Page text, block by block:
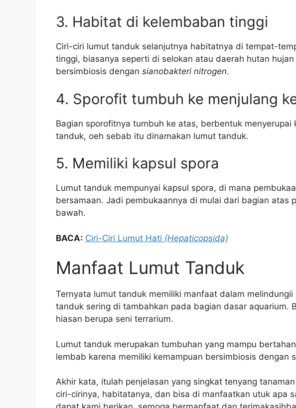
3. Habitat di kelembaban tinggi
Ciri-ciri lumut tanduk selanjutnya habitatnya di tempat-
tinggi, biasanya seperti di selokan atau daerah hutan
bersimbiosis dengan sianobakteri nitrogen.
4. Sporofit tumbuh ke menjulang
Bagian sporofitnya tumbuh ke atas, berbentuk menyerupai
tanduk, oeh sebab itu dinamakan lumut tanduk.
5. Memiliki kapsul spora
Lumut tanduk mempunyai kapsul spora, di mana
bersamaan. Jadi pembukaannya di mulai dari bagian atas
bawah.
BACA: Ciri-Ciri Lumut Hati (Hepaticopsida)
Manfaat Lumut Tanduk
Ternyata lumut tanduk memiliki manfaat dalam
tanduk sering di tambahkan pada bagian dasar aquarium.
hiasan berupa seni terrarium.
Lumut tanduk merupakan tumbuhan yang mampu
lembab karena memiliki kemampuan bersimbiosis dengan
Akhir kata, itulah penjelasan yang singkat tenyang
ciri-cirinya, habitatanya, dan bisa di manfaatkan utuk apa